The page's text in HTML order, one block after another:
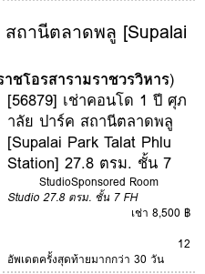
ถานีตลาดพลู [Supalai
ชโอรสารามราชวรวิหาร)
[56879] เช่าคอนโด 1 ปี ศุภ
าลัย ปาร์ค สถานีตลาดพลู
[Supalai Park Talat Phlu
Station] 27.8 ตรม. ชั้น 7
StudioSponsored Room
Studio 27.8 ตรม. ชั้น 7 FH
เช่า 8,500 ฿
12
อัพเดตครั้งสุดท้ายมากกว่า 30 วัน